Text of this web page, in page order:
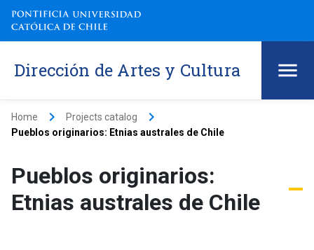
Dirección de Artes y Cultura
Home keyboard_arrow_right Projects catalog keyboard_arrow_right
Pueblos originarios: Etnias australes de Chile
Pueblos originarios:
Etnias australes de Chile